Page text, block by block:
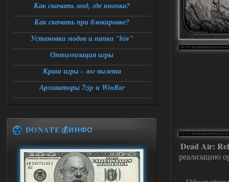
Dead Air:
реализацию
Как скачать мод, где кнопка?
Как скачать при блокировке?
Установка модов и папка "bin"
Оптимизация игры
Краш игры - лог вылета
Архиваторы 7zip и WinRar
DONATE💰ИНФО